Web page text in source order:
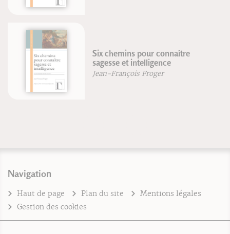
Six chemins pour connaître
sagesse et intelligence
Jean-François Froger
Navigation
Haut de page Plan du site
Mentions légales
Gestion des cookies